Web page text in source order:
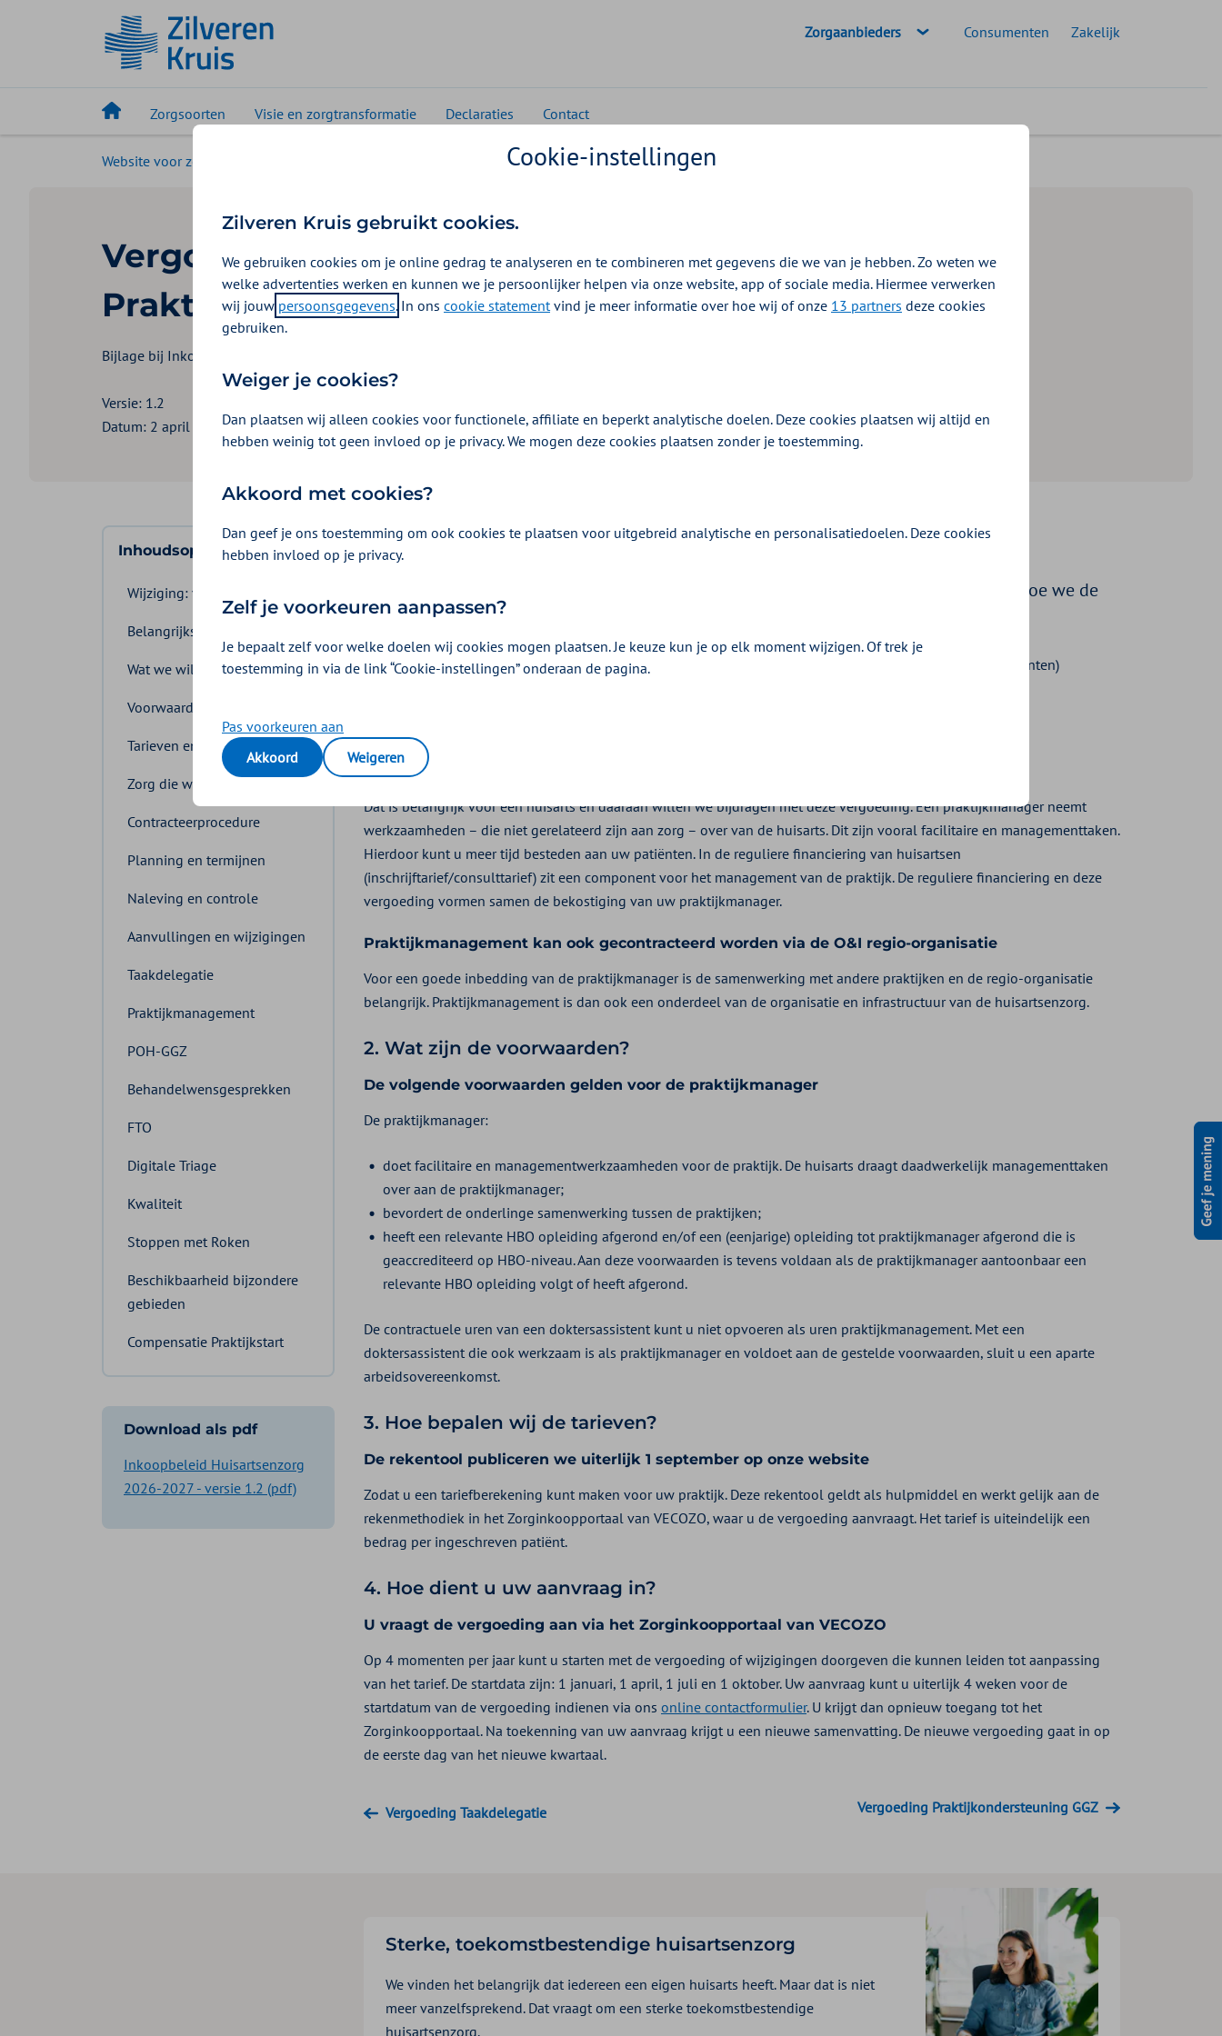
Geselecteerde doelgroep:
Zorgaanbieders Consumenten Zakelijk
Zorgsoorten Visie en zorgtransformatie Declaraties Contact
Website voor zorgaanbieders Huisartsenzorg Beleid en contract Inkoopbeleid Huisartsenzorg 2026-2027
Vergoeding
Praktijkmanagement
Bijlage bij Inkoopbeleid Huisartsenzorg 2026-2027
Versie: 1.2
Datum: 2 april 2026
Inhoudsopgave
Wijziging: versie 1.1 en 1.2
Belangrijkste wijzigingen
Wat we willen bereiken
Voorwaarden overeenkomst
Tarieven en volume
Zorg die wij inkopen
Contracteerprocedure
Planning en termijnen
Naleving en controle
Aanvullingen en wijzigingen
Taakdelegatie
Praktijkmanagement
POH-GGZ
Behandelwensgesprekken
FTO
Digitale Triage
Kwaliteit
Stoppen met Roken
Beschikbaarheid bijzondere
gebieden
Compensatie Praktijkstart
Download als pdf
Inkoopbeleid Huisartsenzorg
2026-2027 - versie 1.2 (pdf)
Lees over de vergoeding Praktijkmanagement
Over wat we willen bereiken en wat het voor u betekent, de voorwaarden. Maar ook hoe we de
tarieven bepalen en hoe u een aanvraag indient.
Wijzigingen : de praktijkmanager hoeft niet meer voor meerdere praktijken of een grote praktijk (4.500 patiënten)
1. Wat willen we bereiken?
Zoveel mogelijk tijd beschikbaar voor patiëntenzorg
Dat is belangrijk voor een huisarts en daaraan willen we bijdragen met deze vergoeding. Een praktijkmanager neemt
werkzaamheden – die niet gerelateerd zijn aan zorg – over van de huisarts. Dit zijn vooral facilitaire en managementtaken.
Hierdoor kunt u meer tijd besteden aan uw patiënten. In de reguliere financiering van huisartsen
(inschrijftarief/consulttarief) zit een component voor het management van de praktijk. De reguliere financiering en deze
vergoeding vormen samen de bekostiging van uw praktijkmanager.
Praktijkmanagement kan ook gecontracteerd worden via de O&I regio-organisatie
Voor een goede inbedding van de praktijkmanager is de samenwerking met andere praktijken en de regio-organisatie
belangrijk. Praktijkmanagement is dan ook een onderdeel van de organisatie en infrastructuur van de huisartsenzorg.
2. Wat zijn de voorwaarden?
De volgende voorwaarden gelden voor de praktijkmanager
De praktijkmanager:
doet facilitaire en managementwerkzaamheden voor de praktijk. De huisarts draagt daadwerkelijk managementtaken
over aan de praktijkmanager;
bevordert de onderlinge samenwerking tussen de praktijken;
heeft een relevante HBO opleiding afgerond en/of een (eenjarige) opleiding tot praktijkmanager afgerond die is
geaccrediteerd op HBO-niveau. Aan deze voorwaarden is tevens voldaan als de praktijkmanager aantoonbaar een
relevante HBO opleiding volgt of heeft afgerond.
De contractuele uren van een doktersassistent kunt u niet opvoeren als uren praktijkmanagement. Met een
doktersassistent die ook werkzaam is als praktijkmanager en voldoet aan de gestelde voorwaarden, sluit u een aparte
arbeidsovereenkomst.
3. Hoe bepalen wij de tarieven?
De rekentool publiceren we uiterlijk 1 september op onze website
Zodat u een tariefberekening kunt maken voor uw praktijk. Deze rekentool geldt als hulpmiddel en werkt gelijk aan de
rekenmethodiek in het Zorginkoopportaal van VECOZO, waar u de vergoeding aanvraagt. Het tarief is uiteindelijk een
bedrag per ingeschreven patiënt.
4. Hoe dient u uw aanvraag in?
U vraagt de vergoeding aan via het Zorginkoopportaal van VECOZO
Op 4 momenten per jaar kunt u starten met de vergoeding of wijzigingen doorgeven die kunnen leiden tot aanpassing
van het tarief. De startdata zijn: 1 januari, 1 april, 1 juli en 1 oktober. Uw aanvraag kunt u uiterlijk 4 weken voor de
startdatum van de vergoeding indienen via ons online contactformulier. U krijgt dan opnieuw toegang tot het
Zorginkoopportaal. Na toekenning van uw aanvraag krijgt u een nieuwe samenvatting. De nieuwe vergoeding gaat in op
de eerste dag van het nieuwe kwartaal.
Vergoeding Taakdelegatie Vergoeding Praktijkondersteuning GGZ
Sterke, toekomstbestendige huisartsenzorg
We vinden het belangrijk dat iedereen een eigen huisarts heeft. Maar dat is niet
meer vanzelfsprekend. Dat vraagt om een sterke toekomstbestendige
huisartsenzorg.
Cookie-instellingen
Zilveren Kruis gebruikt cookies.
We gebruiken cookies om je online gedrag te analyseren en te combineren met gegevens die we van je hebben. Zo weten we
welke advertenties werken en kunnen we je persoonlijker helpen via onze website, app of sociale media. Hiermee verwerken
wij jouw persoonsgegevens. In ons cookie statementvind je meer informatie over hoe wij of onze 13 partners deze cookies
gebruiken.
Weiger je cookies?
Dan plaatsen wij alleen cookies voor functionele, affiliate en beperkt analytische doelen. Deze cookies plaatsen wij altijd en
hebben weinig tot geen invloed op je privacy. We mogen deze cookies plaatsen zonder je toestemming.
Akkoord met cookies?
Dan geef je ons toestemming om ook cookies te plaatsen voor uitgebreid analytische en personalisatiedoelen. Deze cookies
hebben invloed op je privacy.
Zelf je voorkeuren aanpassen?
Je bepaalt zelf voor welke doelen wij cookies mogen plaatsen. Je keuze kun je op elk moment wijzigen. Of trek je
toestemming in via de link “Cookie-instellingen” onderaan de pagina.
Pas voorkeuren aan
Akkoord
Weigeren